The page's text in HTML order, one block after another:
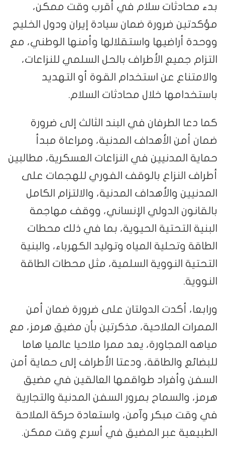
بدء محادثات سلام في أقرب وقت ممكن،
مؤكدتين ضرورة ضمان سيادة إيران ودول الخليج
ووحدة أراضيها واستقلالها وأمنها الوطني، مع
التزام جميع الأطراف بالحل السلمي للنزاعات،
والامتناع عن استخدام القوة أو التهديد
باستخدامها خلال محادثات السلام.
كما دعا الطرفان في البند الثالث إلى ضرورة
ضمان أمن الأهداف المدنية، ومراعاة مبدأ
حماية المدنيين في النزاعات العسكرية، مطالبين
أطراف النزاع بالوقف الفوري للهجمات على
المدنيين والأهداف المدنية، والالتزام الكامل
بالقانون الدولي الإنساني، ووقف مهاجمة
البنية التحتية الحيوية، بما في ذلك محطات
الطاقة وتحلية المياه وتوليد الكهرباء، والبنية
التحتية النووية السلمية، مثل محطات الطاقة
النووية.
ورابعا، أكدت الدولتان على ضرورة ضمان أمن
الممرات الملاحية، مذكرتين بأن مضيق هرمز، مع
مياهه المجاورة، يعد ممرا ملاحيا عالميا هاما
للبضائع والطاقة، ودعتا الأطراف إلى حماية أمن
السفن وأفراد طواقمها العالقين في مضيق
هرمز، والسماح بمرور السفن المدنية والتجارية
في وقت مبكر وآمن، واستعادة حركة الملاحة
الطبيعية عبر المضيق في أسرع وقت ممكن.